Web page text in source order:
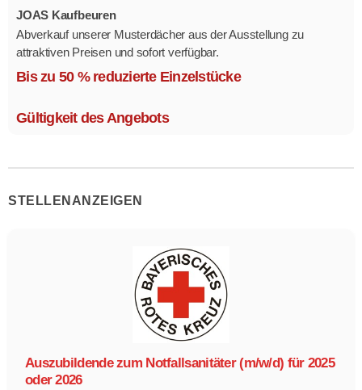
JOAS Kaufbeuren
Abverkauf unserer Musterdächer aus der Ausstellung zu
attraktiven Preisen und sofort verfügbar.
Mehrere Modelle in verschiedenen Ausführungen.
Bis zu 50 % reduzierte Einzelstücke
Gültigkeit des Angebots
STELLENANZEIGEN
Auszubildende zum Notfallsanitäter (m/w/d) für 2025
oder 2026